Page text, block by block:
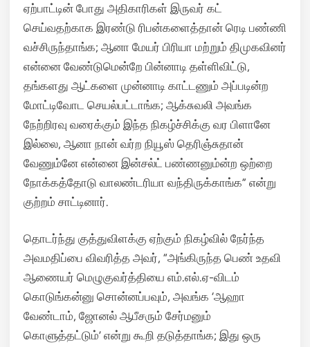
ஏற்பாட்டின் போது அதிகாரிகள் இருவர் கட்
செய்வதற்காக இரண்டு ரிபன்களைத்தான் ரெடி பண்ணி
வச்சிருந்தாங்க; ஆனா மேயர் பிரியா மற்றும் திமுகவினர்
என்னை வேண்டுமென்றே பின்னாடி தள்ளிவிட்டு,
தங்களது ஆட்களை முன்னாடி காட்டணும் அப்படின்ற
மோட்டிவோட செயல்பட்டாங்க; ஆக்சுவலி அவங்க
நேற்றிரவு வரைக்கும் இந்த நிகழ்ச்சிக்கு வர பிளானே
இல்லை, ஆனா நான் வர்ற நியூஸ் தெரிஞ்சுதான்
வேணும்னே என்னை இன்சல்ட் பண்ணனும்ன்ற ஒற்றை
நோக்கத்தோடு வாலண்டரியா வந்திருக்காங்க” என்று
குற்றம் சாட்டினார்.
தொடர்ந்து குத்துவிளக்கு ஏற்கும் நிகழ்வில் நேர்ந்த
அவமதிப்பை விவரித்த அவர், “அங்கிருந்த பெண் உதவி
ஆணையர் மெழுகுவர்த்தியை எம்.எல்.ஏ-விடம்
கொடுங்கன்னு சொன்னப்பவும், அவங்க ‘ஆஹா
வேண்டாம், ஜோனல் ஆபீசரும் சேர்மனும்
கொளுத்தட்டும்’ என்று கூறி தடுத்தாங்க; இது ஒரு